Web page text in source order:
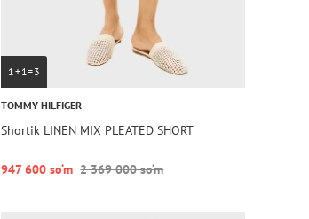
1+1=3
TOMMY HILFIGER
Shortik LINEN MIX PLEATED SHORT
947 600 so‘m 2 369 000 so‘m